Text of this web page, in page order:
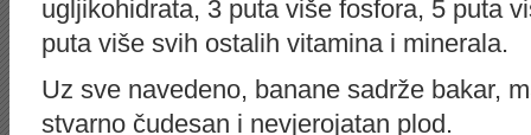
ugljikohidrata, 3 puta više fosfora, 5 puta
puta više svih ostalih vitamina i minerala.
Uz sve navedeno, banane sadrže bakar,
stvarno čudesan i nevjerojatan plod.